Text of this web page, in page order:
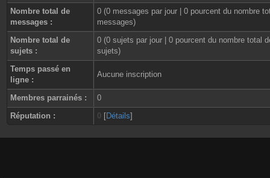
Nombre total de
messages :
0 (0 messages par jour | 0 pourcent du nombre
messages)
Nombre total de
sujets :
0 (0 sujets par jour | 0 pourcent du nombre total
sujets)
Temps passé en
ligne :
Aucune inscription
Membres parrainés :
0
Réputation :
0 [Détails]